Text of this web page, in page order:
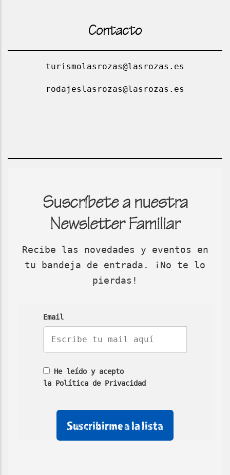
Contacto
turismolasrozas@lasrozas.es
rodajeslasrozas@lasrozas.es
Suscríbete a nuestra
Newsletter Familiar
Recibe las novedades y eventos en
tu bandeja de entrada. ¡No te lo
pierdas!
Email
He leído y acepto
la Política de Privacidad
rellenar
campo
rellenar
campo
casilla